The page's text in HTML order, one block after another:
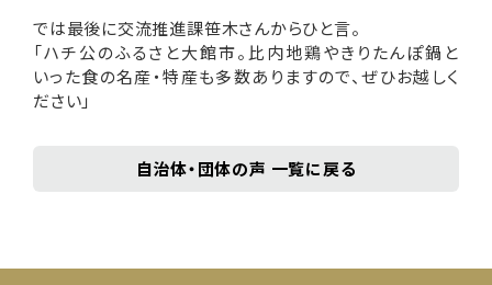
では最後に交流推進課笹木さんからひと言。
「ハチ公のふるさと大館市。比内地鶏やきりたんぽ鍋と
いった食の名産・特産も多数ありますので、ぜひお越しく
ださい」
自治体・団体の声 一覧に戻る